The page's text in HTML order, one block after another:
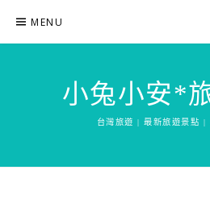
content
MENU
小兔小安*
台灣旅遊 | 最新旅遊景點 |